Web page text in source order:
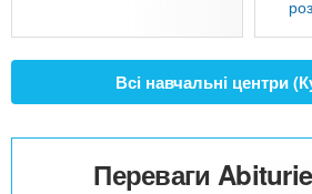
Всі навчальні центри
Переваги